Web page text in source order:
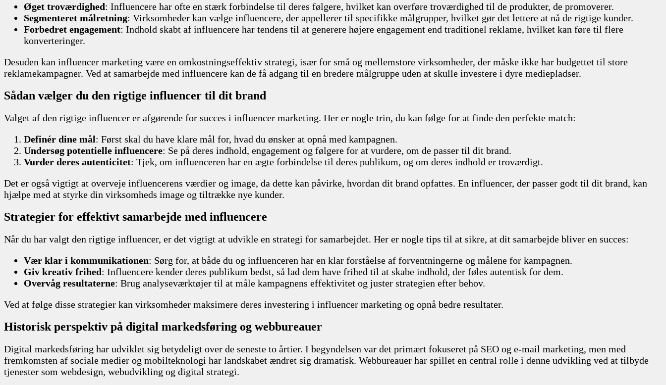
Øget troværdighed: Influencere har ofte en stærk forbindelse til deres følgere, hvilket kan overføre troværdighed til de produkter, de promoverer.
Segmenteret målretning: Virksomheder kan vælge influencere, der appellerer til specifikke målgrupper, hvilket gør det lettere at nå de rigtige kunder.
Forbedret engagement: Indhold skabt af influencere har tendens til at generere højere engagement end traditionel reklame, hvilket kan føre til flere
konverteringer.
Desuden kan influencer marketing være en omkostningseffektiv strategi, især for små og mellemstore virksomheder, der måske ikke har budgettet til store
reklamekampagner. Ved at samarbejde med influencere kan de få adgang til en bredere målgruppe uden at skulle investere i dyre mediepladser.
Sådan vælger du den rigtige influencer til dit brand
Valget af den rigtige influencer er afgørende for succes i influencer marketing. Her er nogle trin, du kan følge for at finde den perfekte match:
Definér dine mål: Først skal du have klare mål for, hvad du ønsker at opnå med kampagnen.
Undersøg potentielle influencere: Se på deres indhold, engagement og følgere for at vurdere, om de passer til dit brand.
Vurder deres autenticitet: Tjek, om influenceren har en ægte forbindelse til deres publikum, og om deres indhold er troværdigt.
Det er også vigtigt at overveje influencerens værdier og image, da dette kan påvirke, hvordan dit brand opfattes. En influencer, der passer godt til dit brand, kan
hjælpe med at styrke din virksomheds image og tiltrække nye kunder.
Strategier for effektivt samarbejde med influencere
Når du har valgt den rigtige influencer, er det vigtigt at udvikle en strategi for samarbejdet. Her er nogle tips til at sikre, at dit samarbejde bliver en succes:
Vær klar i kommunikationen: Sørg for, at både du og influenceren har en klar forståelse af forventningerne og målene for kampagnen.
Giv kreativ frihed: Influencere kender deres publikum bedst, så lad dem have frihed til at skabe indhold, der føles autentisk for dem.
Overvåg resultaterne: Brug analyseværktøjer til at måle kampagnens effektivitet og juster strategien efter behov.
Ved at følge disse strategier kan virksomheder maksimere deres investering i influencer marketing og opnå bedre resultater.
Historisk perspektiv på digital markedsføring og webbureauer
Digital markedsføring har udviklet sig betydeligt over de seneste to årtier. I begyndelsen var det primært fokuseret på SEO og e-mail marketing, men med
fremkomsten af sociale medier og mobilteknologi har landskabet ændret sig dramatisk. Webbureauer har spillet en central rolle i denne udvikling ved at tilbyde
tjenester som webdesign, webudvikling og digital strategi.